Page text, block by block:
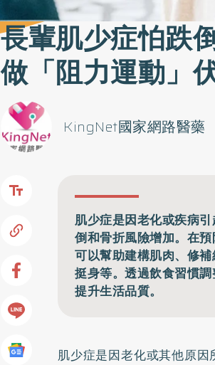
長輩肌少症怕跌
做「阻力運動」
KingNet國家網路醫藥
肌少症是因老化或疾病
倒和骨折風險增加。在
可以幫助建構肌肉、修
挺身等。透過飲食習慣
提升生活品質。
肌少症是因老化或其他原